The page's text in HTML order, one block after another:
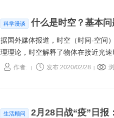
科学漫谈 什么是时空？基本
据国外媒体报道，时空（时间-空间
理理论，时空解释了物体在接近光
作者: 发布:2020/02/28
生活顾问
2月28日战“疫”日报